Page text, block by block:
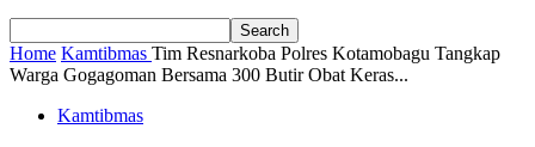
Home Kamtibmas Tim Resnarkoba Polres Kotamobagu Tangkap
Warga Gogagoman Bersama 300 Butir Obat Keras...
Kamtibmas